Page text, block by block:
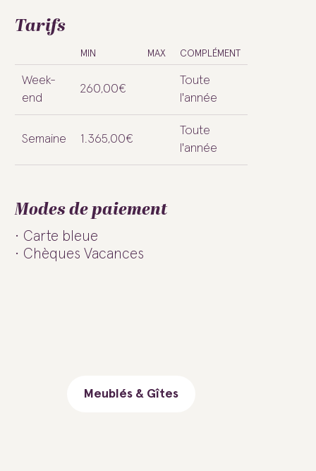
Tarifs
MIN MAX COMPLÉMENT
Week-
end
260,00€
Toute
l'année
Semaine 1.365,00€
Toute
l'année
Modes de paiement
Carte bleue
Chèques Vacances
Meublés & Gîtes